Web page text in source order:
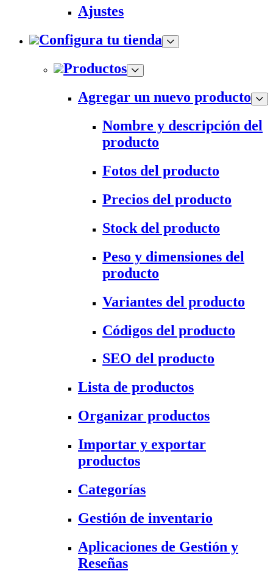
Ajustes
Configura tu tienda
Productos
Agregar un nuevo producto
Nombre y descripción del
producto
Fotos del producto
Precios del producto
Stock del producto
Peso y dimensiones del
producto
Variantes del producto
Códigos del producto
SEO del producto
Lista de productos
Organizar productos
Importar y exportar
productos
Categorías
Gestión de inventario
Aplicaciones de Gestión y
Reseñas